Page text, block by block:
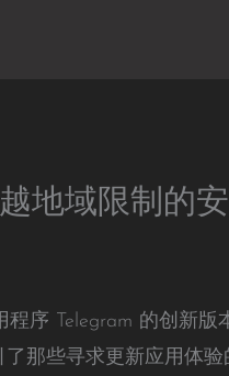
地域限制的
程序 Telegram 的创新
那些寻求更新应用体